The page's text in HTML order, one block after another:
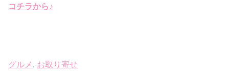
コチラから♪
グルメ , お取り寄せ